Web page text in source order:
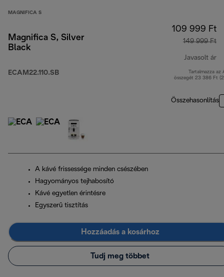
MAGNIFICA S
Magnifica S, Silver
Black
ECAM22.110.SB
109 999 Ft
149 999 Ft
Javasolt ár
Tartalmazza az
összegét 23 386 Ft
Összehasonlítás
A kávé frissessége minden csészében
Hagyományos tejhabosító
Kávé egyetlen érintésre
Egyszerű tisztítás
Hozzáadás a kosárhoz
Tudj meg többet